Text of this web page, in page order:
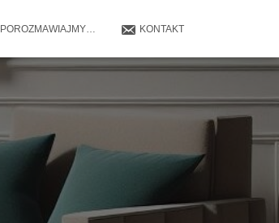
POROZMAWIAJMY… KONTAKT